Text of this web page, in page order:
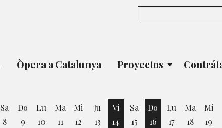
Òpera a Catalunya Proyectos
Sa
8
Do
9
Lu
10
Ma
11
Mi
12
Ju
13
Vi
14
Sa
15
Do
16
Lu
17
Ma
18
Mi
19